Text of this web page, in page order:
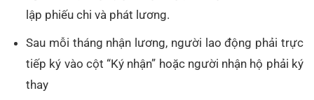
lập phiếu chi và phát lương.
Sau mỗi tháng nhận lương, người lao động phải trực
tiếp ký vào cột “Ký nhận” hoặc người nhận hộ phải ký
thay